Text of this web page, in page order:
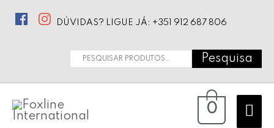
DÚVIDAS? LIGUE JÁ: +351 912 687 806
Pesquisar
Pesquisa
0